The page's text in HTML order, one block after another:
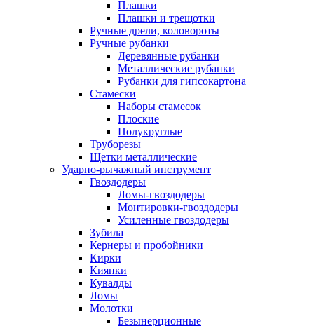
Плашки
Плашки и трещотки
Ручные дрели, коловороты
Ручные рубанки
Деревянные рубанки
Металлические рубанки
Рубанки для гипсокартона
Стамески
Наборы стамесок
Плоские
Полукруглые
Труборезы
Щетки металлические
Ударно-рычажный инструмент
Гвоздодеры
Ломы-гвоздодеры
Монтировки-гвоздодеры
Усиленные гвоздодеры
Зубила
Кернеры и пробойники
Кирки
Киянки
Кувалды
Ломы
Молотки
Безынерционные